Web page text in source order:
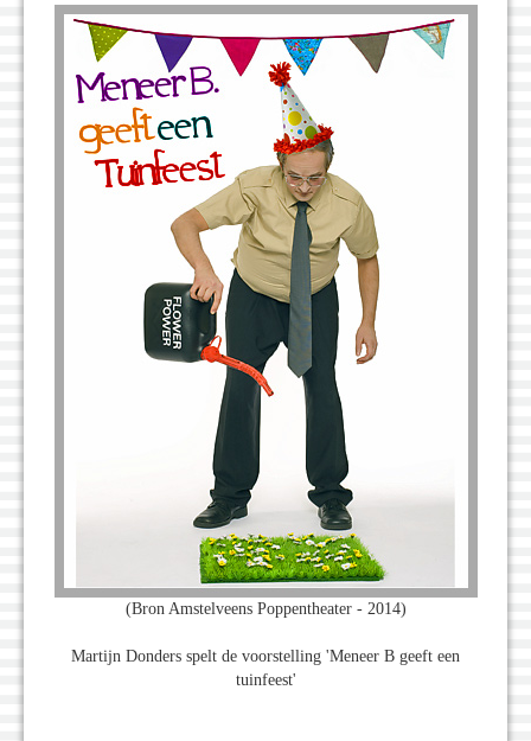
(Bron Amstelveens Poppentheater - 2014)
Martijn Donders spelt de voorstelling 'Meneer B geeft een
tuinfeest'